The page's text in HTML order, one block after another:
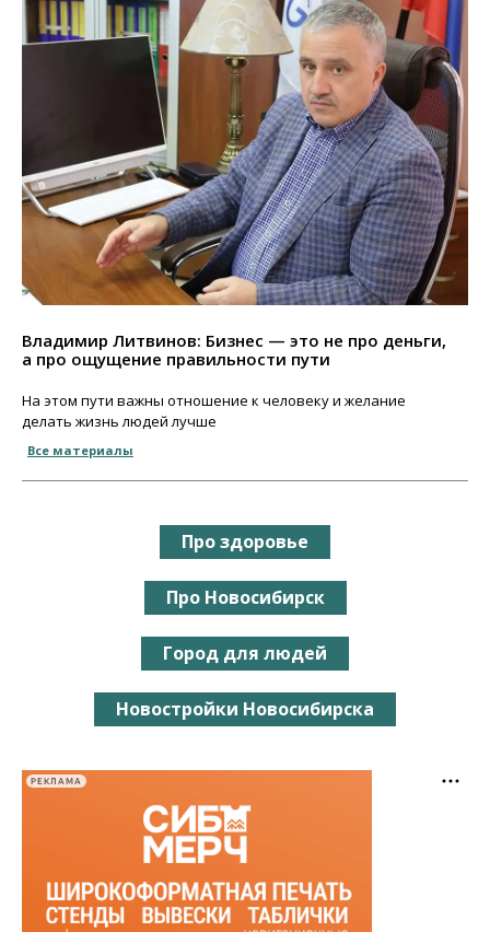
Владимир Литвинов: Бизнес — это не про деньги,
а про ощущение правильности пути
На этом пути важны отношение к человеку и желание
делать жизнь людей лучше
Все материалы
Про здоровье
Про Новосибирск
Город для людей
Новостройки Новосибирска
РЕКЛАМА